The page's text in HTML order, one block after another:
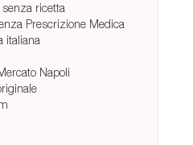
senza ricetta
Prescrizione Medica
italiana
Napoli